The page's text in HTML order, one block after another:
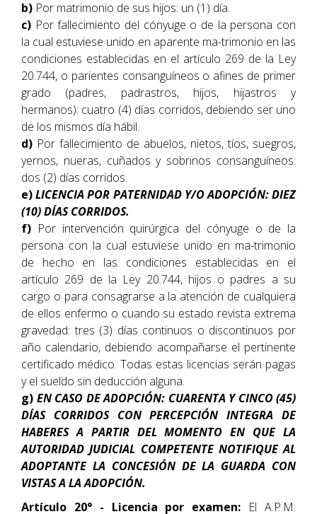
b) Por matrimonio de sus hijos: un (1) día.
c) Por fallecimiento del cónyuge o de la persona con
la cual estuviese unido en aparente ma-trimonio en las
condiciones establecidas en el artículo 269 de la Ley
20.744, o parientes consanguíneos o afines de primer
grado (padres, padrastros, hijos, hijastros y
hermanos): cuatro (4) días corridos, debiendo ser uno
de los mismos día hábil.
d) Por fallecimiento de abuelos, nietos, tíos, suegros,
yernos, nueras, cuñados y sobrinos consanguíneos:
dos (2) días corridos.
e)LICENCIA POR PATERNIDAD Y/O ADOPCIÓN: DIEZ
(10) DÍAS CORRIDOS.
f) Por intervención quirúrgica del cónyuge o de la
persona con la cual estuviese unido en ma-trimonio
de hecho en las condiciones establecidas en el
artículo 269 de la Ley 20.744, hijos o padres a su
cargo o para consagrarse a la atención de cualquiera
de ellos enfermo o cuando su estado revista extrema
gravedad: tres (3) días continuos o discontinuos por
año calendario, debiendo acompañarse el pertinente
certificado médico. Todas estas licencias serán pagas
y el sueldo sin deducción alguna.
g) EN CASO DE ADOPCIÓN: CUARENTA Y CINCO (45)
DÍAS CORRIDOS CON PERCEPCIÓN INTEGRA DE
HABERES A PARTIR DEL MOMENTO EN QUE LA
AUTORIDAD JUDICIAL COMPETENTE NOTIFIQUE AL
ADOPTANTE LA CONCESIÓN DE LA GUARDA CON
VISTAS A LA ADOPCIÓN.
Artículo 20° - Licencia por examen: El A.P.M.